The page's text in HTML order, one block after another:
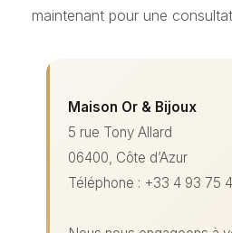
maintenant pour une
Maison Or & Bijoux
5 rue Tony Allard
06400, Côte d’Azur
Téléphone : +33 4 93 75